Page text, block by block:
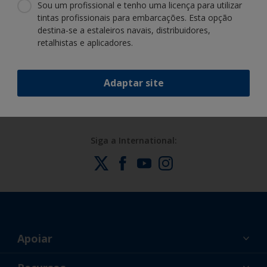
Sou um profissional e tenho uma licença para utilizar
tintas profissionais para embarcações. Esta opção
destina-se a estaleiros navais, distribuidores,
retalhistas e aplicadores.
Adaptar site
Beneficie da nossa inovação contínua e
Siga a International:
Apoiar
Sobre nós